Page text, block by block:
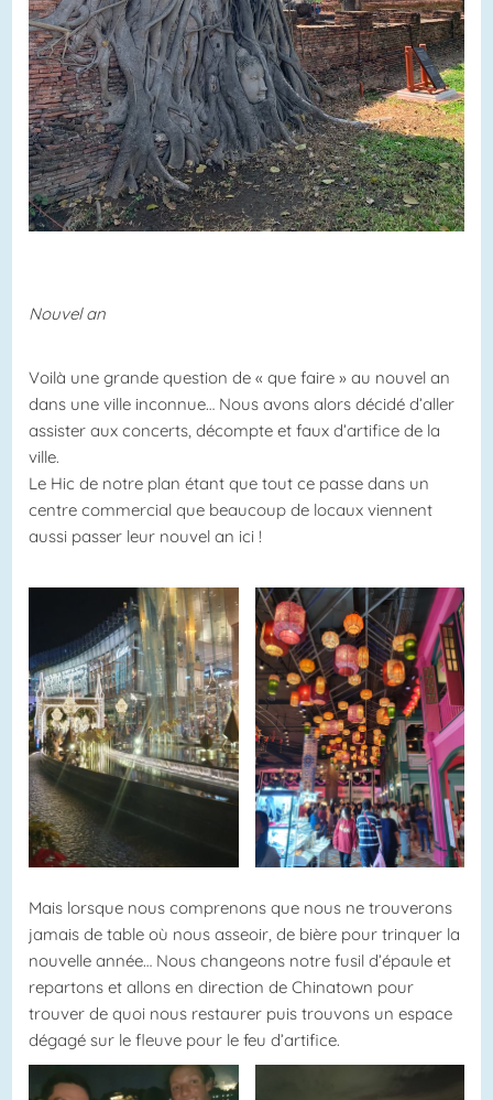
Nouvel an
Voilà une grande question de « que faire » au nouvel an
dans une ville inconnue… Nous avons alors décidé d’aller
assister aux concerts, décompte et faux d’artifice de la
ville.
Le Hic de notre plan étant que tout ce passe dans un
centre commercial que beaucoup de locaux viennent
aussi passer leur nouvel an ici !
Mais lorsque nous comprenons que nous ne trouverons
jamais de table où nous asseoir, de bière pour trinquer la
nouvelle année… Nous changeons notre fusil d’épaule et
repartons et allons en direction de Chinatown pour
trouver de quoi nous restaurer puis trouvons un espace
dégagé sur le fleuve pour le feu d’artifice.